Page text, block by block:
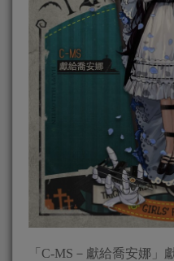
「C-MS－獻給喬安娜